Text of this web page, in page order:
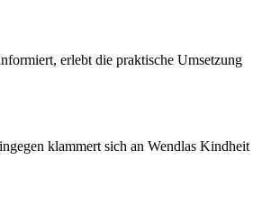
erlebt die praktische Umsetzung
klammert sich an Wendlas Kindheit